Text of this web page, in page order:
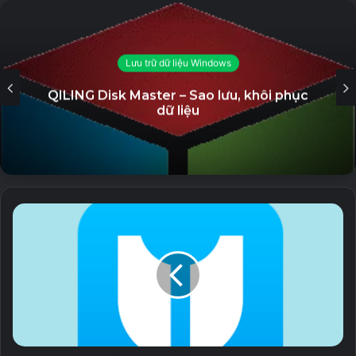
dạng nó và có sẵn để sao chép chỉ trong vài giây.
Related Articles
AutoPlay Menu Builder Unlocked – Tạo
Menu phát tự động
19 September, 2023
– Ghi đĩa CD/DVD và bảo mật dữ liệu
Stellar Repair for Video (All Editons
Unlocked) – Sửa chữa file video bị lỗi
5 September, 2023
Eltima USB Network Gate Unlocked –
Lưu trữ dữ liệu Windows
QILING Disk Master – Sao lưu, khôi phục
dữ liệu